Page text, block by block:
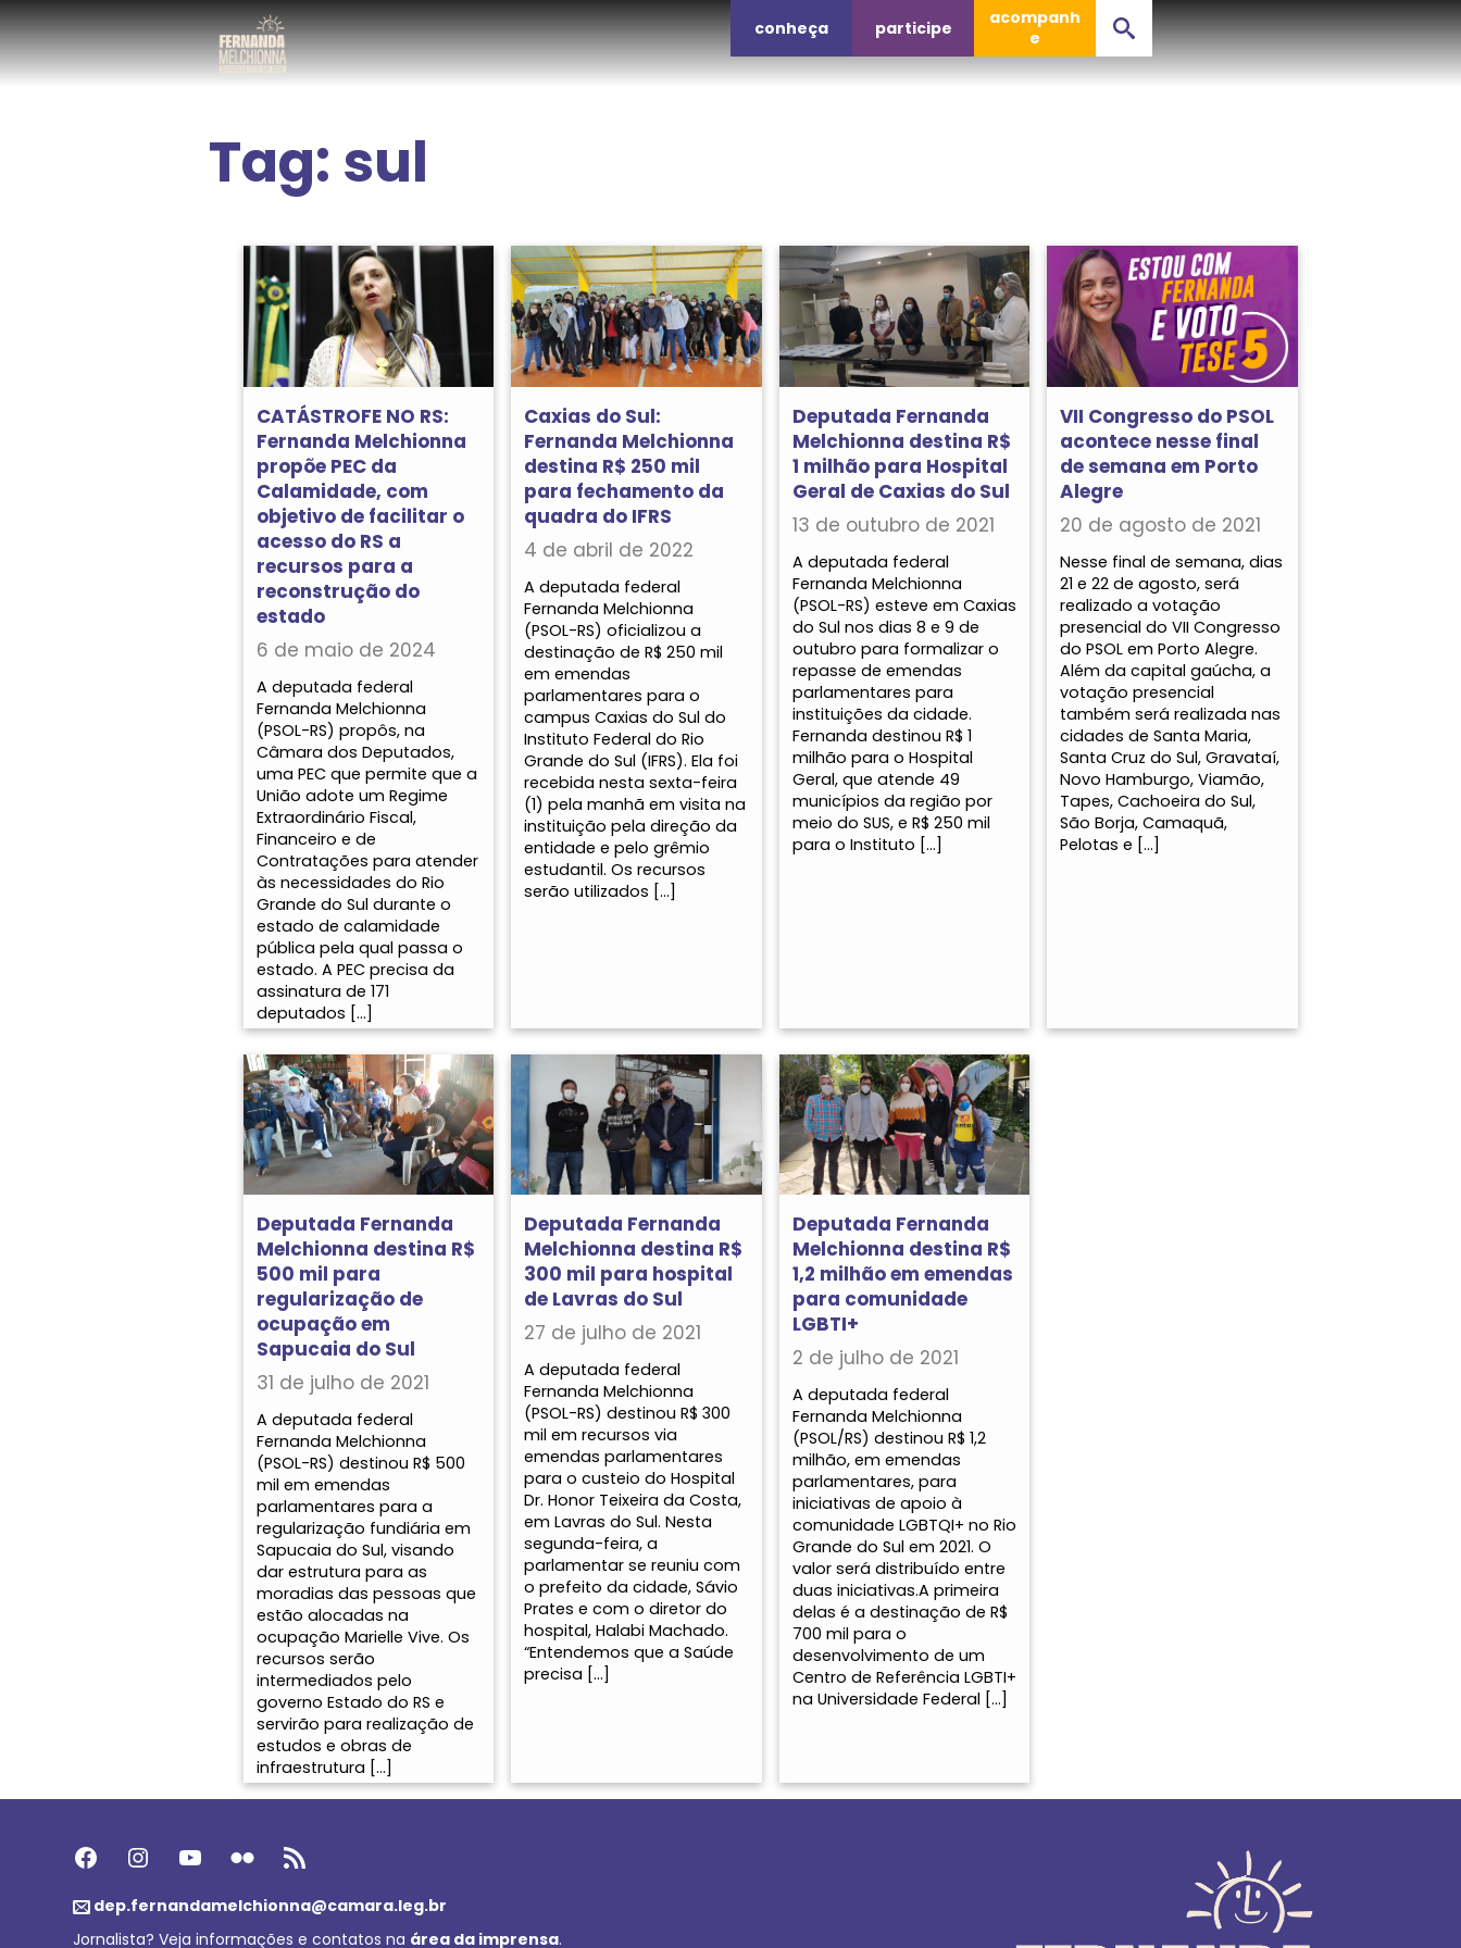
conheça participe
acompanh
e
Tag: sul
CATÁSTROFE NO RS:
Fernanda Melchionna
propõe PEC da
Calamidade, com
objetivo de facilitar o
acesso do RS a
recursos para a
reconstrução do
estado
6 de maio de 2024
A deputada federal
Fernanda Melchionna
(PSOL-RS) propôs, na
Câmara dos Deputados,
uma PEC que permite que a
União adote um Regime
Extraordinário Fiscal,
Financeiro e de
Contratações para atender
às necessidades do Rio
Grande do Sul durante o
estado de calamidade
pública pela qual passa o
estado. A PEC precisa da
assinatura de 171
deputados […]
Caxias do Sul:
Fernanda Melchionna
destina R$ 250 mil
para fechamento da
quadra do IFRS
4 de abril de 2022
A deputada federal
Fernanda Melchionna
(PSOL-RS) oficializou a
destinação de R$ 250 mil
em emendas
parlamentares para o
campus Caxias do Sul do
Instituto Federal do Rio
Grande do Sul (IFRS). Ela foi
recebida nesta sexta-feira
(1) pela manhã em visita na
instituição pela direção da
entidade e pelo grêmio
estudantil. Os recursos
serão utilizados […]
Deputada Fernanda
Melchionna destina R$
1 milhão para Hospital
Geral de Caxias do Sul
13 de outubro de 2021
A deputada federal
Fernanda Melchionna
(PSOL-RS) esteve em Caxias
do Sul nos dias 8 e 9 de
outubro para formalizar o
repasse de emendas
parlamentares para
instituições da cidade.
Fernanda destinou R$ 1
milhão para o Hospital
Geral, que atende 49
municípios da região por
meio do SUS, e R$ 250 mil
para o Instituto […]
VII Congresso do PSOL
acontece nesse final
de semana em Porto
Alegre
20 de agosto de 2021
Nesse final de semana, dias
21 e 22 de agosto, será
realizado a votação
presencial do VII Congresso
do PSOL em Porto Alegre.
Além da capital gaúcha, a
votação presencial
também será realizada nas
cidades de Santa Maria,
Santa Cruz do Sul, Gravataí,
Novo Hamburgo, Viamão,
Tapes, Cachoeira do Sul,
São Borja, Camaquã,
Pelotas e […]
Deputada Fernanda
Melchionna destina R$
500 mil para
regularização de
ocupação em
Sapucaia do Sul
31 de julho de 2021
A deputada federal
Fernanda Melchionna
(PSOL-RS) destinou R$ 500
mil em emendas
parlamentares para a
regularização fundiária em
Sapucaia do Sul, visando
dar estrutura para as
moradias das pessoas que
estão alocadas na
ocupação Marielle Vive. Os
recursos serão
intermediados pelo
governo Estado do RS e
servirão para realização de
estudos e obras de
infraestrutura […]
Deputada Fernanda
Melchionna destina R$
300 mil para hospital
de Lavras do Sul
27 de julho de 2021
A deputada federal
Fernanda Melchionna
(PSOL-RS) destinou R$ 300
mil em recursos via
emendas parlamentares
para o custeio do Hospital
Dr. Honor Teixeira da Costa,
em Lavras do Sul. Nesta
segunda-feira, a
parlamentar se reuniu com
o prefeito da cidade, Sávio
Prates e com o diretor do
hospital, Halabi Machado.
“Entendemos que a Saúde
precisa […]
Deputada Fernanda
Melchionna destina R$
1,2 milhão em emendas
para comunidade
LGBTI+
2 de julho de 2021
A deputada federal
Fernanda Melchionna
(PSOL/RS) destinou R$ 1,2
milhão, em emendas
parlamentares, para
iniciativas de apoio à
comunidade LGBTQI+ no Rio
Grande do Sul em 2021. O
valor será distribuído entre
duas iniciativas.A primeira
delas é a destinação de R$
700 mil para o
desenvolvimento de um
Centro de Referência LGBTI+
na Universidade Federal […]
Facebook Instagram Youtube Flickr Feed RSS
dep.fernandamelchionna@camara.leg.br
Jornalista? Veja informações e contatos na área da imprensa.